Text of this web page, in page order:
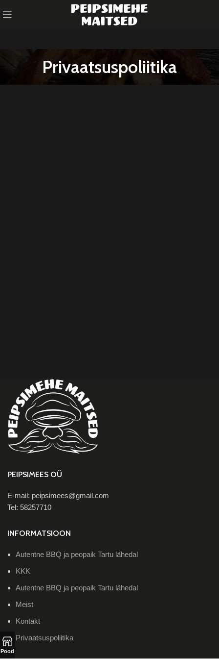
Privaatsuspoliitika
PEIPSIMEES OÜ
E-mail: peipsimees@gmail.com
Tel: 58257710
INFORMATSIOON
Autentne BBQ ja peopaik Tartu lähedal
KKK
Autentne BBQ ja peopaik Tartu lähedal
Meist
Kontakt
Privaatsuspoliitika
Pood